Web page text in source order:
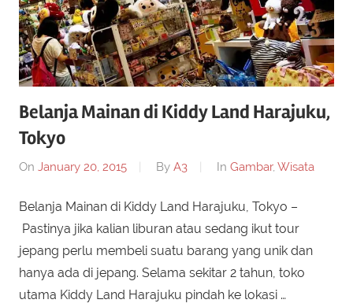
Belanja Mainan di Kiddy Land Harajuku,
Tokyo
On January 20, 2015 By A3 In Gambar, Wisata
Belanja Mainan di Kiddy Land Harajuku, Tokyo –
Pastinya jika kalian liburan atau sedang ikut tour
jepang perlu membeli suatu barang yang unik dan
hanya ada di jepang. Selama sekitar 2 tahun, toko
utama Kiddy Land Harajuku pindah ke lokasi …